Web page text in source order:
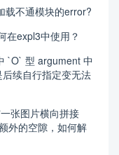
载不通模块的error?
在expl3中使用？
`O` 型 argument 中
续自行指定变无法
张图片横向拼接
外的空隙，如何解